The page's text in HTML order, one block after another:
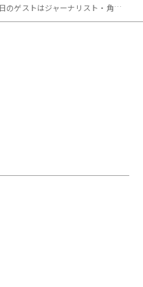
スト・角谷浩一さん、 コミュニケーションの専門家・鶴野充茂さんでした！